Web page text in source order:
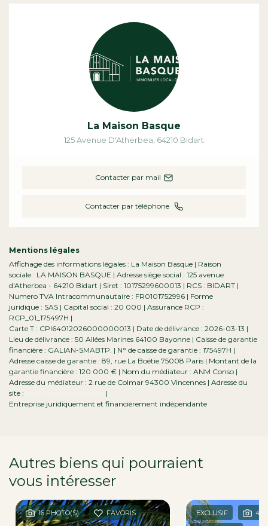
La Maison Basque
125 Avenue D'Atherbea 64210 Bidart
Contacter par mail
Contacter par téléphone
Mentions légales
Affichage des informations légales : La Maison Basque | Raison
sociale : LA MAISON BASQUE | Adresse siège social : 125 avenue
d'Atherbea - 64210 Bidart | Siret : 10175299600013 | RCS : BIDART |
Numero TVA Intracommunautaire : FR0101752996 | Forme
juridique : SAS | Capital social : 20 000 | Assurance RCP :
RCP_01_175497H |
Carte T : CPI64012026000000013 | Date de délivrance : 2026-03-13 |
Lieu de délivrance : 50 Allées Marines 64100 Bayonne | Caisse de garantie
financière : GALIAN-SMABTP. | N° de caisse de garantie : 175497H |
Adresse caisse de garantie : 89, rue La Boétie 75008 Paris | Montant de la
garantie financière : 120 000 € | Nom du médiateur : ANM Conso |
Adresse du médiateur : 2 rue de Colmar 94300 Vincennes | Adresse du
site :
|
Entreprise juridiquement et financièrement indépendante
Autres biens qui pourraient
vous intéresser
16 PHOTO(S) FAVORIS EXCLUSIF 4